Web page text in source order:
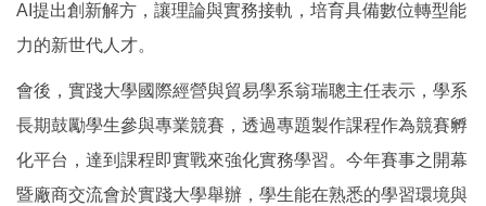
AI提出創新解方，讓理論與實務接軌，培育具備數位轉型能
力的新世代人才。
會後，實踐大學國際經營與貿易學系翁瑞聰主任表示，學系
長期鼓勵學生參與專業競賽，透過專題製作課程作為競賽孵
化平台，達到課程即實戰來強化實務學習。今年賽事之開幕
暨廠商交流會於實踐大學舉辦，學生能在熟悉的學習環境與